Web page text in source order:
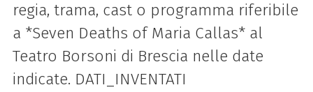
regia, trama, cast o programma riferibile
a *Seven Deaths of Maria Callas* al
Teatro Borsoni di Brescia nelle date
indicate. DATI_INVENTATI